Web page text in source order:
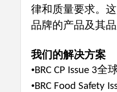
律和质量要求。
品牌的产品及其
我们的解决方案
•BRC CP Issue 3全
•BRC Food Safety